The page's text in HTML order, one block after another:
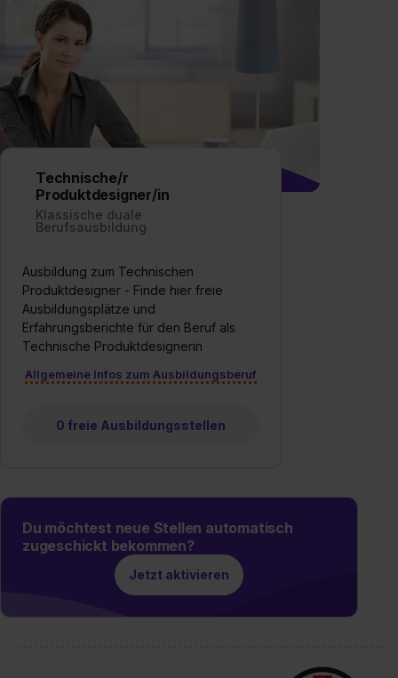
Technische/r
Produktdesigner/in
Klassische duale
Berufsausbildung
Ausbildung zum Technischen
Produktdesigner - Finde hier freie
Ausbildungsplätze und
Erfahrungsberichte für den Beruf als
Technische Produktdesignerin
Allgemeine Infos zum Ausbildungsberuf
0 freie Ausbildungsstellen
Du möchtest neue Stellen automatisch
zugeschickt bekommen?
Jetzt aktivieren